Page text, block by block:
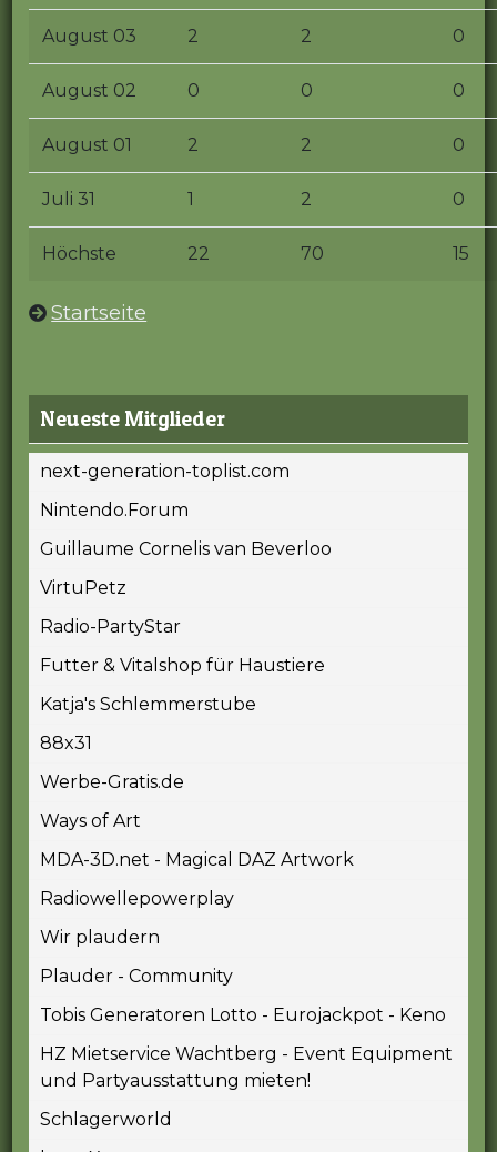
August 03 2 2 0
August 02 0 0 0
August 01 2 2 0
Juli 31 1 2 0
Höchste 22 70 15
Startseite
Neueste Mitglieder
next-generation-toplist.com
Nintendo.Forum
Guillaume Cornelis van Beverloo
VirtuPetz
Radio-PartyStar
Futter & Vitalshop für Haustiere
Katja's Schlemmerstube
88x31
Werbe-Gratis.de
Ways of Art
MDA-3D.net - Magical DAZ Artwork
Radiowellepowerplay
Wir plaudern
Plauder - Community
Tobis Generatoren Lotto - Eurojackpot - Keno
HZ Mietservice Wachtberg - Event Equipment
und Partyausstattung mieten!
Schlagerworld